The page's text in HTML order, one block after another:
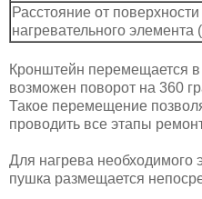
Расстояние от
нагревательного элемента
Кронштейн перемещается в
возможен поворот на 360
Такое перемещение
проводить все этапы
Для нагрева необходимого
пушка размещается